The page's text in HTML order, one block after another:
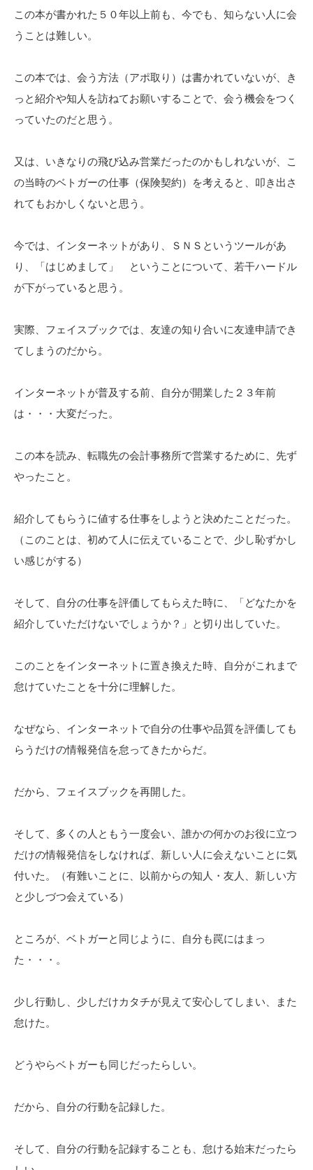
この本が書かれた５０年以上前も、今でも、知らない人に会
うことは難しい。
この本では、会う方法（アポ取り）は書かれていないが、き
っと紹介や知人を訪ねてお願いすることで、会う機会をつく
っていたのだと思う。
又は、いきなりの飛び込み営業だったのかもしれないが、こ
の当時のベトガーの仕事（保険契約）を考えると、叩き出さ
れてもおかしくないと思う。
今では、インターネットがあり、ＳＮＳというツールがあ
り、「はじめまして」 ということについて、若干ハードル
が下がっていると思う。
実際、フェイスブックでは、友達の知り合いに友達申請でき
てしまうのだから。
インターネットが普及する前、自分が開業した２３年前
は・・・大変だった。
この本を読み、転職先の会計事務所で営業するために、先ず
やったこと。
紹介してもらうに値する仕事をしようと決めたことだった。
（このことは、初めて人に伝えていることで、少し恥ずかし
い感じがする）
そして、自分の仕事を評価してもらえた時に、「どなたかを
紹介していただけないでしょうか？」と切り出していた。
このことをインターネットに置き換えた時、自分がこれまで
怠けていたことを十分に理解した。
なぜなら、インターネットで自分の仕事や品質を評価しても
らうだけの情報発信を怠ってきたからだ。
だから、フェイスブックを再開した。
そして、多くの人ともう一度会い、誰かの何かのお役に立つ
だけの情報発信をしなければ、新しい人に会えないことに気
付いた。（有難いことに、以前からの知人・友人、新しい方
と少しづつ会えている）
ところが、ベトガーと同じように、自分も罠にはまっ
た・・・。
少し行動し、少しだけカタチが見えて安心してしまい、また
怠けた。
どうやらベトガーも同じだったらしい。
だから、自分の行動を記録した。
そして、自分の行動を記録することも、怠ける始末だったら